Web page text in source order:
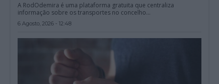
A RodOdemira é uma plataforma gratuita que centraliza
informação sobre os transportes no concelho...
6 Agosto, 2026 - 12:48